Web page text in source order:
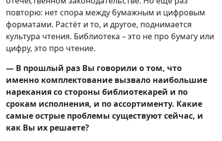
повторю: нет спора между бумажным и цифровым
форматами. Растёт и то, и другое, поднимается
культура чтения. Библиотека – это не про бумагу или
цифру, это про чтение.
— В прошлый раз Вы говорили о том, что
именно комплектование вызвало наибольшие
нарекания со стороны библиотекарей и по
срокам исполнения, и по ассортименту. Какие
самые острые проблемы существуют сейчас, и
как Вы их решаете?